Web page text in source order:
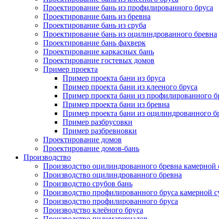
Проектирование бань из профилированного бруса
Проектирование бань из бревна
Проектирование бань из сруба
Проектирование бань из оцилиндрованного бревна
Проектирование бань фахверк
Проектирование каркасных бань
Проектирование гостевых домов
Пример проекта
Пример проекта бани из бруса
Пример проекта бани из клееного бруса
Пример проекта бани из профилированного
Пример проекта бани из бревна
Пример проекта бани из оцилиндрованного
Пример разбрусовки
Пример разбревновки
Проектирование домов
Проектирование домов-бань
Производство
Производство оцилиндрованного бревна камерной
Производство оцилиндрованного бревна
Производство срубов бань
Производство профилированного бруса камерной
Производство профилированного бруса
Производство клеёного бруса